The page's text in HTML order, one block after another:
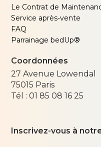
Le Contrat de
Service après-vente
FAQ
Parrainage bedUp®
Coordonnées
27 Avenue Lowendal
75015 Paris
Tél :01 85 08 16 25
Inscrivez-vous à